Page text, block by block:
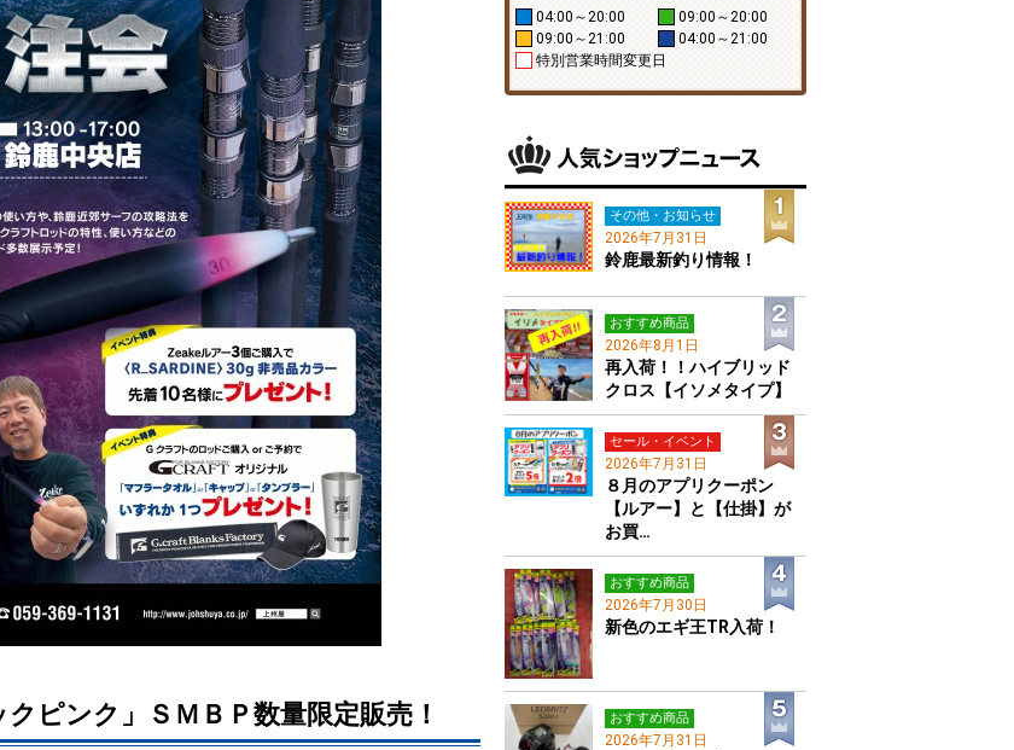
ピンク」ＳＭＢＰ数量限定販売！
09:00～20:00
04:00～20:00
04:00～21:00
09:00～21:00
特別営業時間変更日
その他・お知らせ
2026年7月31日
鈴鹿最新釣り情報！
おすすめ商品
2026年8月1日
再入荷！！ハイブリッド
クロス【イソメタイプ】
セール・イベント
2026年7月31日
８月のアプリクーポン
【ルアー】と【仕掛】が
お買…
おすすめ商品
2026年7月30日
新色のエギ王TR入荷！
おすすめ商品
2026年7月31日